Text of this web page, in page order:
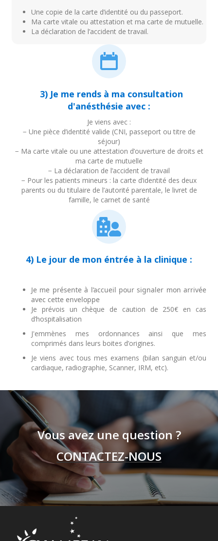
Une copie de la carte d’identité ou du passeport.
Ma carte vitale ou attestation et ma carte de mutuelle.
La déclaration de l’accident de travail.
3) Je me rends à ma consultation
d'anésthésie avec :
Je viens avec :
− Une pièce d’identité valide (CNI, passeport ou titre de
séjour)
− Ma carte vitale ou une attestation d’ouverture de droits et
ma carte de mutuelle
− La déclaration de l’accident de travail
− Pour les patients mineurs : la carte d’identité des deux
parents ou du titulaire de l’autorité parentale, le livret de
famille, le carnet de santé
4) Le jour de mon éntrée à la clinique :
Je me présente à l’accueil pour signaler mon arrivée
avec cette enveloppe
Je prévois un chèque de caution de 250€ en cas
d’hospitalisation
J'emmènes mes ordonnances ainsi que mes
comprimés dans leurs boites d’origines.
Je viens avec tous mes examens (bilan sanguin et/ou
cardiaque, radiographie, Scanner, IRM, etc).
Vous avez une question ?
CONTACTEZ-NOUS